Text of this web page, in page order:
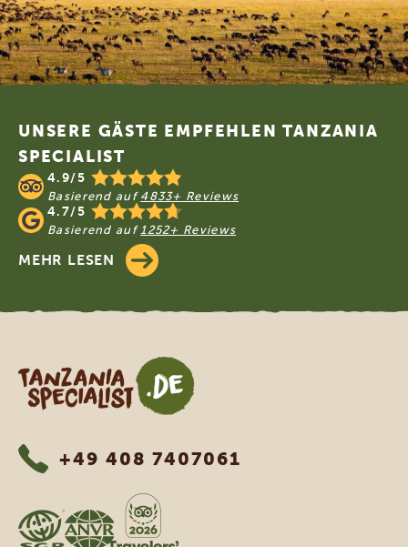
Footer
UNSERE GÄSTE EMPFEHLEN TANZANIA
SPECIALIST
4.9/5
Basierend auf 4833+ Reviews
4.7/5
Basierend auf1252+ Reviews
MEHR LESEN
Tanzania Specialist
+49 408 7407061